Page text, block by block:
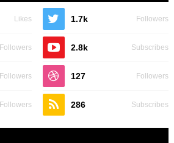
Likes 1.7k Followers
Followers 2.8k Subscribes
Followers 127 Followers
Followers 286 Subscribes